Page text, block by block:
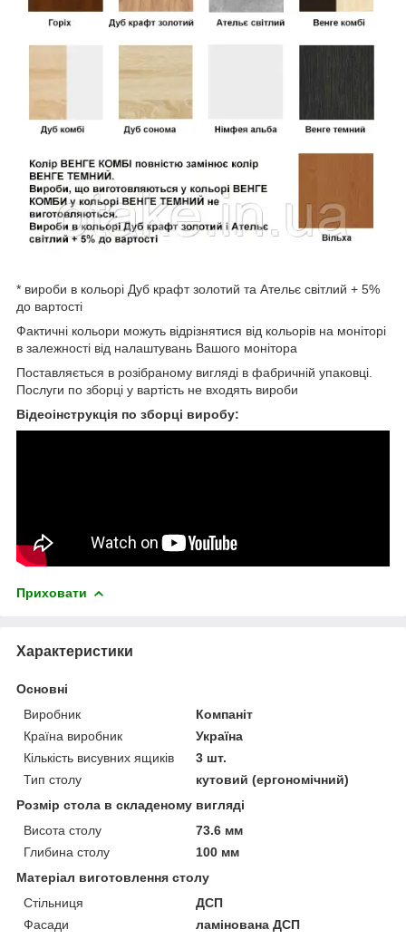
* вироби в кольорі Дуб крафт золотий та Ательє світлий + 5%
до вартості
Фактичні кольори можуть відрізнятися від кольорів на моніторі
в залежності від налаштувань Вашого монітора
Поставляється в розібраному вигляді в фабричній упаковці.
Послуги по зборці у вартість не входять вироби
Відеоінструкція по зборці виробу:
Приховати
Характеристики
Основні
Виробник
Компаніт
Країна виробник
Україна
Кількість висувних ящиків
3 шт.
Тип столу
кутовий (ергономічний)
Розмір стола в складеному вигляді
Висота столу
73.6 мм
Глибина столу
100 мм
Матеріал виготовлення столу
Стільниця
ДСП
Фасади
ламінована ДСП